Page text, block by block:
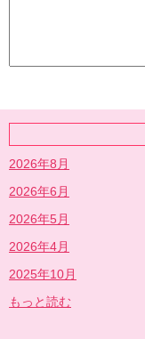
2026年8月
2026年6月
2026年5月
2026年4月
2025年10月
もっと読む